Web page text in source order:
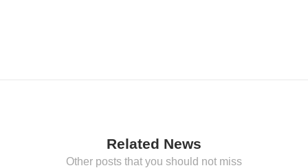
Related News
Other posts that you should not miss